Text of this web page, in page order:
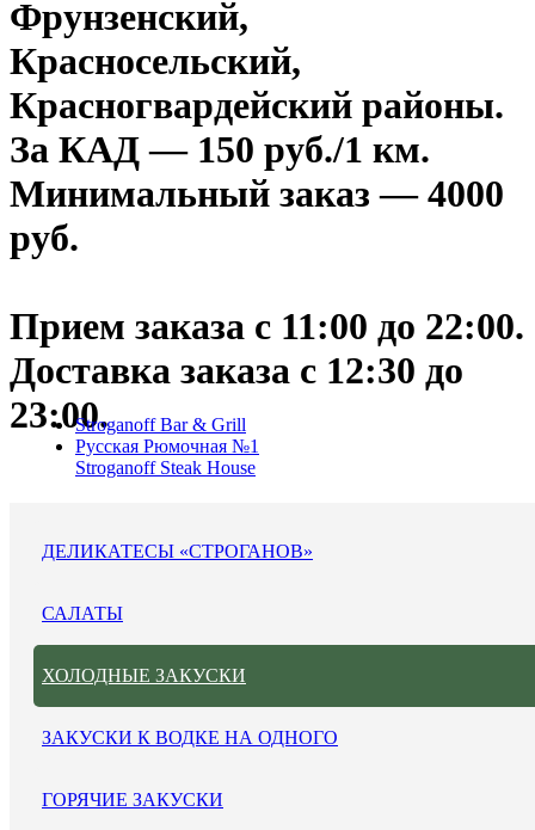
Фрунзенский,
Красносельский,
Красногвардейский районы.
За КАД — 150 руб./1 км.
Минимальный заказ — 4000
руб.
Прием заказа с 11:00 до 22:00.
Доставка заказа c 12:30 до
23:00.Stroganoff Bar & Grill
Русская Рюмочная №1
Stroganoff Steak House
ДЕЛИКАТЕСЫ «СТРОГАНОВ»
САЛАТЫ
ХОЛОДНЫЕ ЗАКУСКИ
ЗАКУСКИ К ВОДКЕ НА ОДНОГО
ГОРЯЧИЕ ЗАКУСКИ